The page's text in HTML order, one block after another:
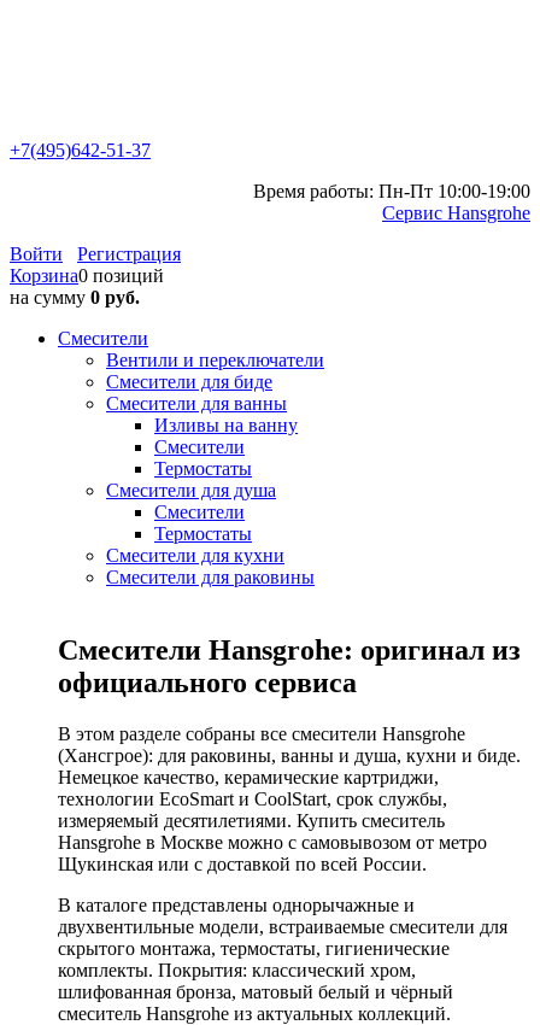
+7(495)642-51-37
Время работы: Пн-Пт 10:00-19:00
Сервис Hansgrohe
Войти
Регистрация
Корзина0 позиций
на сумму 0 руб.
Смесители
Вентили и переключатели
Смесители для биде
Смесители для ванны
Изливы на ванну
Смесители
Термостаты
Смесители для душа
Смесители
Термостаты
Смесители для кухни
Смесители для раковины
Смесители Hansgrohe: оригинал из
официального сервиса
В этом разделе собраны все смесители Hansgrohe
(Хансгрое): для раковины, ванны и душа, кухни и биде.
Немецкое качество, керамические картриджи,
технологии EcoSmart и CoolStart, срок службы,
измеряемый десятилетиями. Купить смеситель
Hansgrohe в Москве можно с самовывозом от метро
Щукинская или с доставкой по всей России.
В каталоге представлены однорычажные и
двухвентильные модели, встраиваемые смесители для
скрытого монтажа, термостаты, гигиенические
комплекты. Покрытия: классический хром,
шлифованная бронза, матовый белый и чёрный
смеситель Hansgrohe из актуальных коллекций.